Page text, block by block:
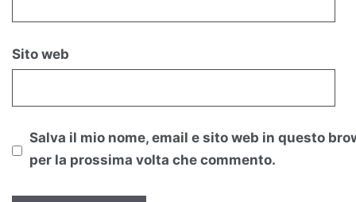
Sito web
Salva il mio nome, email e sito web in questo
per la prossima volta che commento.